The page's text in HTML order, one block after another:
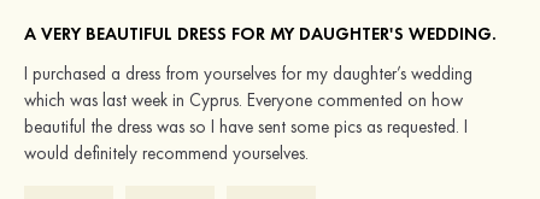
A VERY BEAUTIFUL DRESS FOR MY DAUGHTER'S WEDDING.
I purchased a dress from yourselves for my daughter’s wedding
which was last week in Cyprus. Everyone commented on how
beautiful the dress was so I have sent some pics as requested. I
would definitely recommend yourselves.